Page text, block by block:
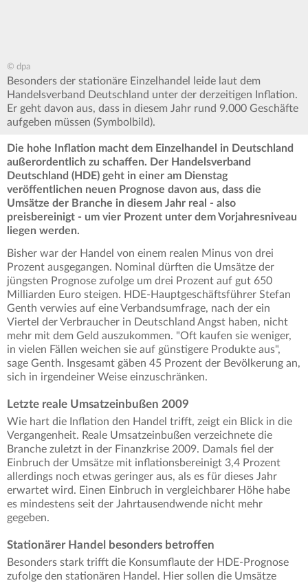
© dpa
Besonders der stationäre Einzelhandel leide laut dem
Handelsverband Deutschland unter der derzeitigen Inflation.
Er geht davon aus, dass in diesem Jahr rund 9.000 Geschäfte
aufgeben müssen (Symbolbild).
Die hohe Inflation macht dem Einzelhandel in Deutschland
außerordentlich zu schaffen. Der Handelsverband
Deutschland (HDE) geht in einer am Dienstag
veröffentlichen neuen Prognose davon aus, dass die
Umsätze der Branche in diesem Jahr real - also
preisbereinigt - um vier Prozent unter dem Vorjahresniveau
liegen werden.
Bisher war der Handel von einem realen Minus von drei
Prozent ausgegangen. Nominal dürften die Umsätze der
jüngsten Prognose zufolge um drei Prozent auf gut 650
Milliarden Euro steigen. HDE-Hauptgeschäftsführer Stefan
Genth verwies auf eine Verbandsumfrage, nach der ein
Viertel der Verbraucher in Deutschland Angst haben, nicht
mehr mit dem Geld auszukommen. "Oft kaufen sie weniger,
in vielen Fällen weichen sie auf günstigere Produkte aus",
sage Genth. Insgesamt gäben 45 Prozent der Bevölkerung an,
sich in irgendeiner Weise einzuschränken.
Letzte reale Umsatzeinbußen 2009
Wie hart die Inflation den Handel trifft, zeigt ein Blick in die
Vergangenheit. Reale Umsatzeinbußen verzeichnete die
Branche zuletzt in der Finanzkrise 2009. Damals fiel der
Einbruch der Umsätze mit inflationsbereinigt 3,4 Prozent
allerdings noch etwas geringer aus, als es für dieses Jahr
erwartet wird. Einen Einbruch in vergleichbarer Höhe habe
es mindestens seit der Jahrtausendwende nicht mehr
gegeben.
Stationärer Handel besonders betroffen
Besonders stark trifft die Konsumflaute der HDE-Prognose
zufolge den stationären Handel. Hier sollen die Umsätze